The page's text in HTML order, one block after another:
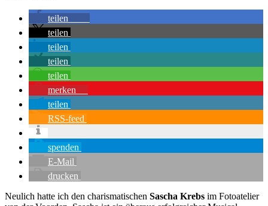
teilen
teilen
teilen
teilen
teilen
merken
teilen
RSS-feed
spenden
E-Mail
drucken
Neulich hatte ich den charismatischen Sascha Krebs im Fotoatelier